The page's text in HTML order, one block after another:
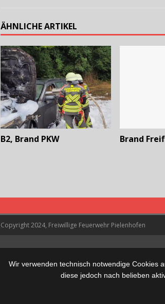
ÄHNLICHE ARTIKEL
B2, Brand PKW Brand
Copyright 2024, Freiwillige Feuerwehr Pielenhofen
Wir verwenden technisch notwendige Cookies
diese jedoch nach belieben